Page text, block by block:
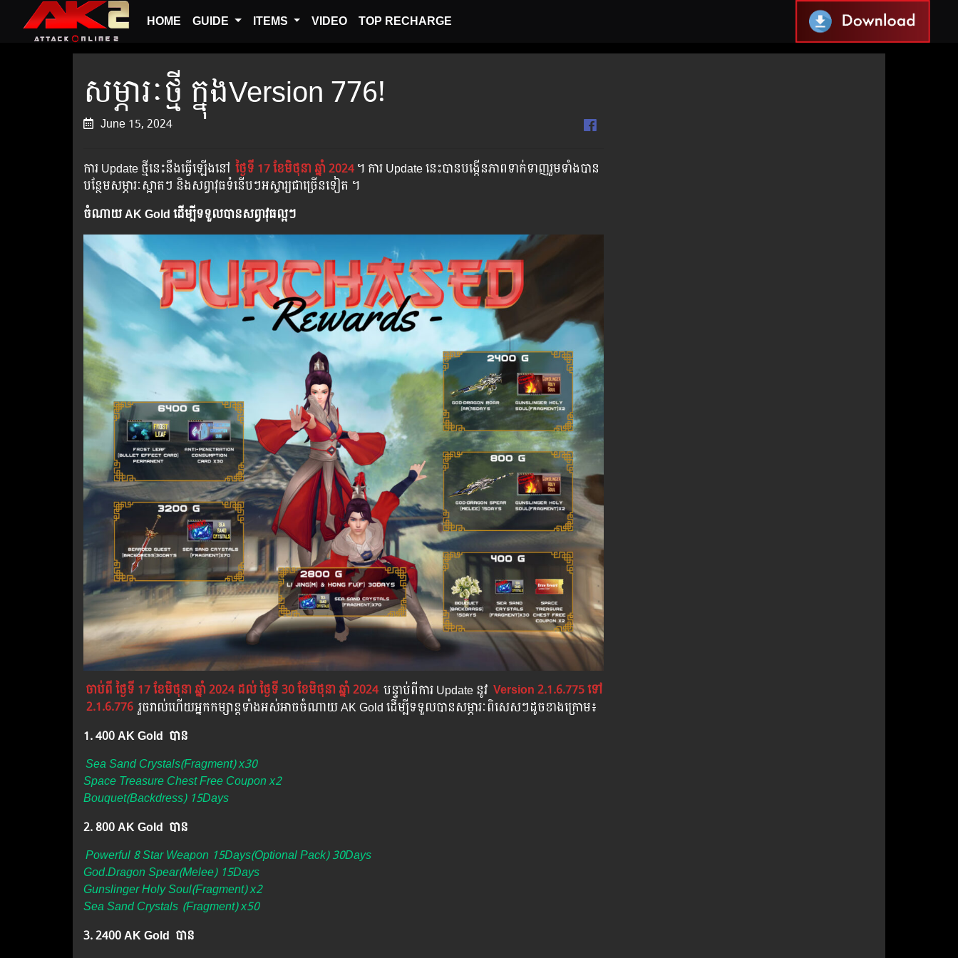
HOME GUIDE ITEMS VIDEO TOP RECHARGE
សម្ភារៈថ្មី ក្នុងVersion 776!
June 15, 2024
ការ Update ថ្មីនេះនឹងធ្វើឡើងនៅ​ ថ្ងៃទី 17 ខែមិថុនា ឆ្នាំ 2024។​​ ការ Update នេះបានបង្កើនភាពទាក់ទាញរួមទាំងបាន
បន្ថែមសម្ភារៈស្អាតៗ និងសព្វាវុធទំនើបៗអស្ចារ្យជាច្រើនទៀត ។
ចំណាយ AK Gold ដើម្បីទទួលបានសព្វាវុធល្អៗ
ចាប់ពី ថ្ងៃទី 17 ខែមិថុនា ឆ្នាំ 2024 ដល់ ថ្ងៃទី 30​​​​ ខែមិថុនា ឆ្នាំ 2024 បន្ទាប់​​ពី​​ការ ​Update ​នូវ Version 2.1.6.775 ​ទៅ​
2.1.6.776 រួចរាល់ហើយអ្នកកម្សាន្ដទាំងអស់អាចចំណាយ AK Gold ដើម្បីទទួលបានសម្ភារៈពិសេសៗដូចខាងក្រោម៖
1. 400 AK Gold បាន
Sea Sand Crystals(Fragment) x30
Space Treasure Chest Free Coupon x2
Bouquet(Backdress) 15Days
2. 800 AK Gold បាន ​
Powerful 8 Star Weapon 15Days(Optional Pack) 30Days
God.Dragon Spear(Melee) 15Days
Gunslinger Holy Soul(Fragment) x2
Sea Sand Crystals (Fragment) x50
3. 2400 AK Gold បាន ​